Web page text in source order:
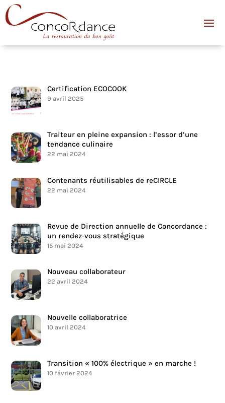
Certification ECOCOOK
9 avril 2025
Traiteur en pleine expansion : l’essor d’une
tendance culinaire
22 mai 2024
Contenants réutilisables de reCIRCLE
22 mai 2024
Revue de Direction annuelle de Concordance :
un rendez-vous stratégique
15 mai 2024
Nouveau collaborateur
22 avril 2024
Nouvelle collaboratrice
10 avril 2024
Transition « 100% électrique » en marche !
10 février 2024